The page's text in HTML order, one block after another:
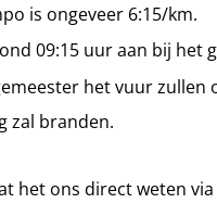
is ongeveer 6:15/km.
09:15 uur aan bij het
het vuur zullen
zal branden.
het ons direct weten